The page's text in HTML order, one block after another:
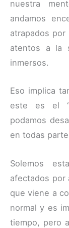
nuestra
andamos
atrapados
atentos a la
inmersos.
Eso implica
este es el
podamos
en todas
Solemos
afectados por
que viene a
normal y es
tiempo, pero